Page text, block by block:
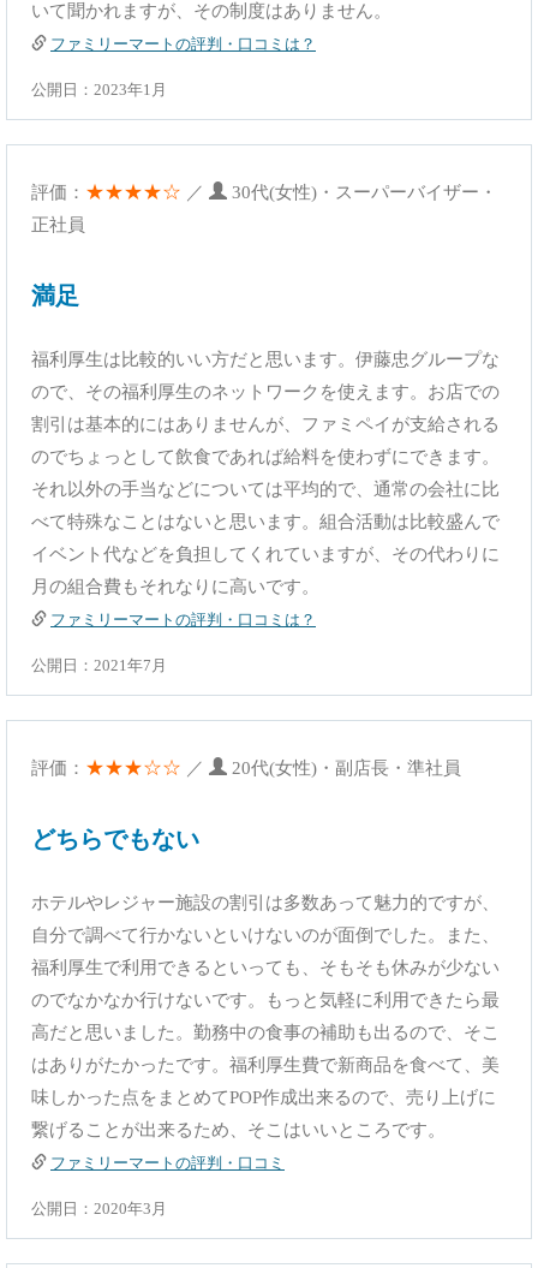
いて聞かれますが、その制度はありません。
ファミリーマートの評判・口コミは？
公開日：2023年1月
評価： ★★★★☆ ／
30代(女性)・スーパーバイザー・
正社員
満足
福利厚生は比較的いい方だと思います。伊藤忠グループな
ので、その福利厚生のネットワークを使えます。お店での
割引は基本的にはありませんが、ファミペイが支給される
のでちょっとして飲食であれば給料を使わずにできます。
それ以外の手当などについては平均的で、通常の会社に比
べて特殊なことはないと思います。組合活動は比較盛んで
イベント代などを負担してくれていますが、その代わりに
月の組合費もそれなりに高いです。
ファミリーマートの評判・口コミは？
公開日：2021年7月
評価： ★★★☆☆ ／ 20代(女性)・副店長・準社員
どちらでもない
ホテルやレジャー施設の割引は多数あって魅力的ですが、
自分で調べて行かないといけないのが面倒でした。また、
福利厚生で利用できるといっても、そもそも休みが少ない
のでなかなか行けないです。もっと気軽に利用できたら最
高だと思いました。勤務中の食事の補助も出るので、そこ
はありがたかったです。福利厚生費で新商品を食べて、美
味しかった点をまとめてPOP作成出来るので、売り上げに
繋げることが出来るため、そこはいいところです。
ファミリーマートの評判・口コミ
公開日：2020年3月